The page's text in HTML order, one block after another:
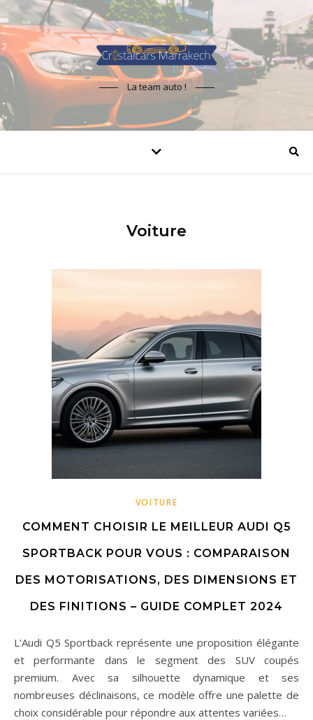
La team auto !
Voiture
VOITURE
COMMENT CHOISIR LE MEILLEUR AUDI Q5
SPORTBACK POUR VOUS : COMPARAISON
DES MOTORISATIONS, DES DIMENSIONS ET
DES FINITIONS – GUIDE COMPLET 2024
L'Audi Q5 Sportback représente une proposition élégante
et performante dans le segment des SUV coupés
premium. Avec sa silhouette dynamique et ses
nombreuses déclinaisons, ce modèle offre une palette de
choix considérable pour répondre aux attentes variées…